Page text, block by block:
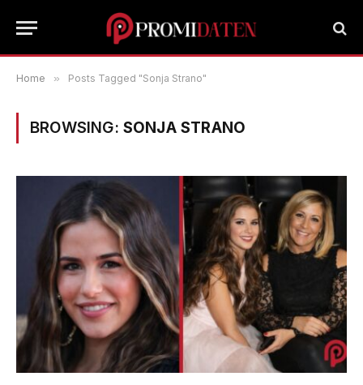
Home » Posts Tagged "Sonja Strano"
BROWSING: SONJA STRANO